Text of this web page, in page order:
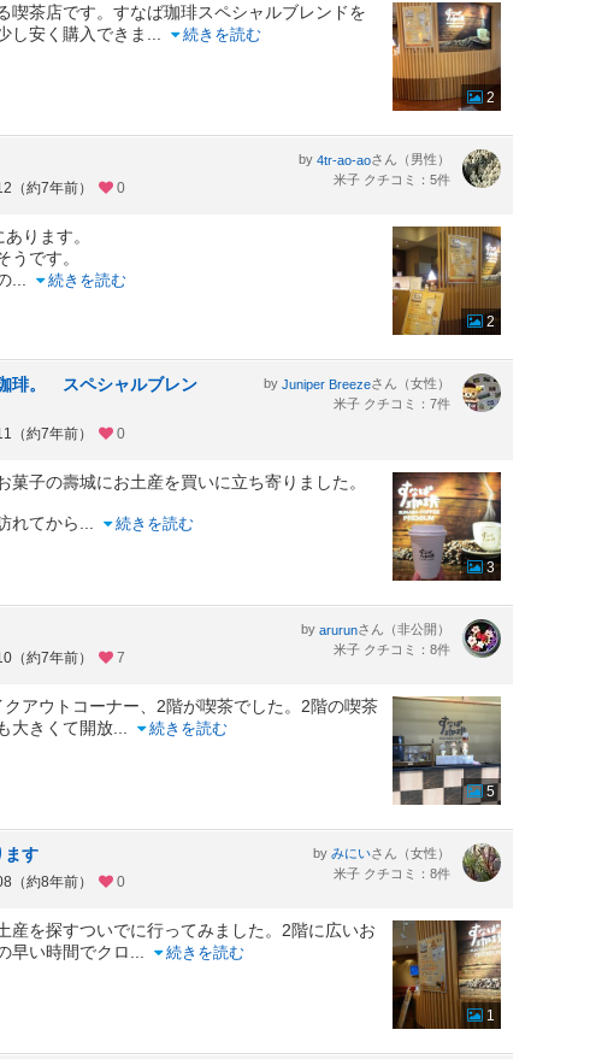
喫茶店です。すなば珈琲スペシャルブレンドを
し安く購入できま
続きを読む
2
（約7年前） 0
by 4tr-ao-aoさん（男性）
米子 クチコミ：5件
ります。
うです。
続きを読む
2
琲。 スペシャルブレン
（約7年前） 0
by Juniper Breezeさん（女性）
米子 クチコミ：7件
子の壽城にお土産を買いに立ち寄りました。
れてから 続きを読む
3
（約7年前） 7
by arurunさん（非公開）
米子 クチコミ：8件
アウトコーナー、2階が喫茶でした。2階の喫茶
大きくて開放
続きを読む
5
ます
（約8年前） 0
by みにいさん（女性）
米子 クチコミ：8件
産を探すついでに行ってみました。2階に広いお
早い時間でクロ
続きを読む
1